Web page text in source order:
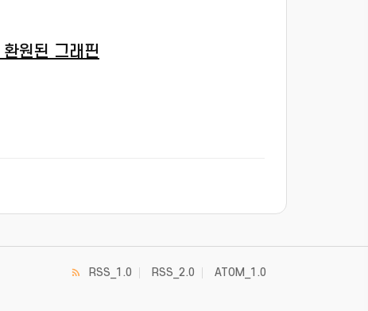
원된 그래핀
RSS_1.0 RSS_2.0 ATOM_1.0